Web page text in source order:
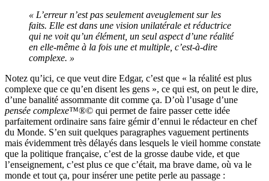
« L’erreur n’est pas seulement aveuglement sur les
faits. Elle est dans une vision unilatérale et réductrice
qui ne voit qu’un élément, un seul aspect d’une réalité
en elle-même à la fois une et multiple, c’est-à-dire
complexe. »
Notez qu’ici, ce que veut dire Edgar, c’est que « la réalité est plus
complexe que ce qu’en disent les gens », ce qui est, on peut le dire,
d’une banalité assommante dit comme ça. D’où l’usage d’une
pensée complexe™®© qui permet de faire passer cette idée
parfaitement ordinaire sans faire gémir d’ennui le rédacteur en chef
du Monde. S’en suit quelques paragraphes vaguement pertinents
mais évidemment très délayés dans lesquels le vieil homme constate
que la politique française, c’est de la grosse daube vide, et que
l’enseignement, c’est plus ce que c’était, ma brave dame, où va le
monde et tout ça, pour insérer une petite perle au passage :